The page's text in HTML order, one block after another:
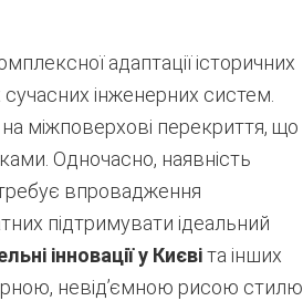
адаптації історичних
інженерних систем.
міжповерхові перекриття, що
Одночасно, наявність
впровадження
підтримувати ідеальний
інновації у Києвіта інших
невід’ємною рисою стилю